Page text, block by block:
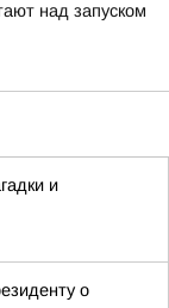
над запуском
и
о